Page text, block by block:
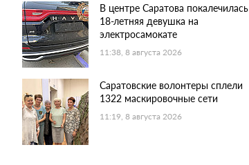
В центре Саратова покалечилась
18-летняя девушка на
электросамокате
11:38, 8 августа 2026
Саратовские волонтеры сплели
1322 маскировочные сети
11:19, 8 августа 2026